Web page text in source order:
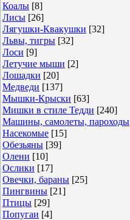
Коалы [8]
Лисы [26]
Лягушки-Квакушки [32]
Львы, тигры [32]
Лоси [9]
Летучие мыши [2]
Лошадки [20]
Медведи [137]
Мышки-Крыски [63]
Мишки в стиле Тедди [240]
Машины, самолеты, пароходы
Насекомые [15]
Обезьяны [39]
Олени [10]
Ослики [17]
Овечки, бараны [25]
Пингвины [21]
Птицы [29]
Попугаи [4]